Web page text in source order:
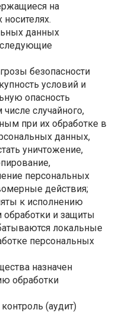
на
данных
безопасности
условий и
опасность
случайного,
при их обработке в
данных,
уничтожение,
персональных
действия;
к исполнению
и защиты
локальные
персональных
назначен
обработки
(аудит)